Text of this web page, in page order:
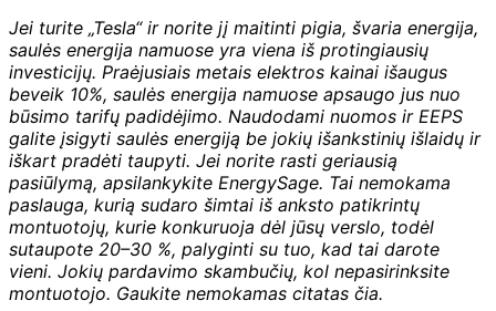
Jei turite „Tesla“ ir norite jį maitinti pigia, švaria energija,
saulės energija namuose yra viena iš protingiausių
investicijų. Praėjusiais metais elektros kainai išaugus
beveik 10%, saulės energija namuose apsaugo jus nuo
būsimo tarifų padidėjimo. Naudodami nuomos ir EEPS
galite įsigyti saulės energiją be jokių išankstinių išlaidų ir
iškart pradėti taupyti. Jei norite rasti geriausią
pasiūlymą, apsilankykite EnergySage. Tai nemokama
paslauga, kurią sudaro šimtai iš anksto patikrintų
montuotojų, kurie konkuruoja dėl jūsų verslo, todėl
sutaupote 20–30 %, palyginti su tuo, kad tai darote
vieni. Jokių pardavimo skambučių, kol nepasirinksite
montuotojo. Gaukite nemokamas citatas čia.